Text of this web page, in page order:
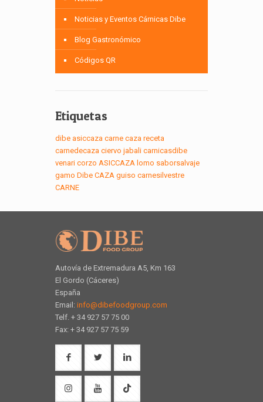
Noticias y Eventos Cárnicas Dibe
Blog Gastronómico
Códigos QR
Etiquetas
dibe asiccaza carne caza receta
carnedecaza ciervo jabali carnicasdibe
venari corzo ASICCAZA lomo saborsalvaje
gamo Dibe CAZA guiso carnesilvestre
CARNE
Autovía de Extremadura A5, Km 163
El Gordo (Cáceres)
España
Email: info@dibefoodgroup.com
Telf. + 34 927 57 75 00
Fax: + 34 927 57 75 59